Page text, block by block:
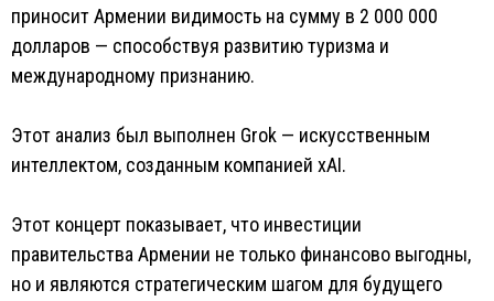
приносит Армении видимость на сумму в 2 000 000
долларов — способствуя развитию туризма и
международному признанию.
Этот анализ был выполнен Grok — искусственным
интеллектом, созданным компанией xAI.
Этот концерт показывает, что инвестиции
правительства Армении не только финансово выгодны,
но и являются стратегическим шагом для будущего